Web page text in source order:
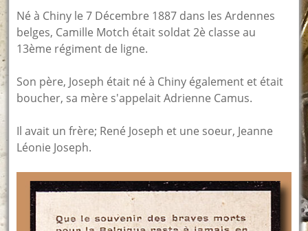
Né à Chiny le 7 Décembre 1887 dans les Ardennes
belges, Camille Motch était soldat 2è classe au
13ème régiment de ligne.
Son père, Joseph était né à Chiny également et était
boucher, sa mère s'appelait Adrienne Camus.
Il avait un frère; René Joseph et une soeur, Jeanne
Léonie Joseph.